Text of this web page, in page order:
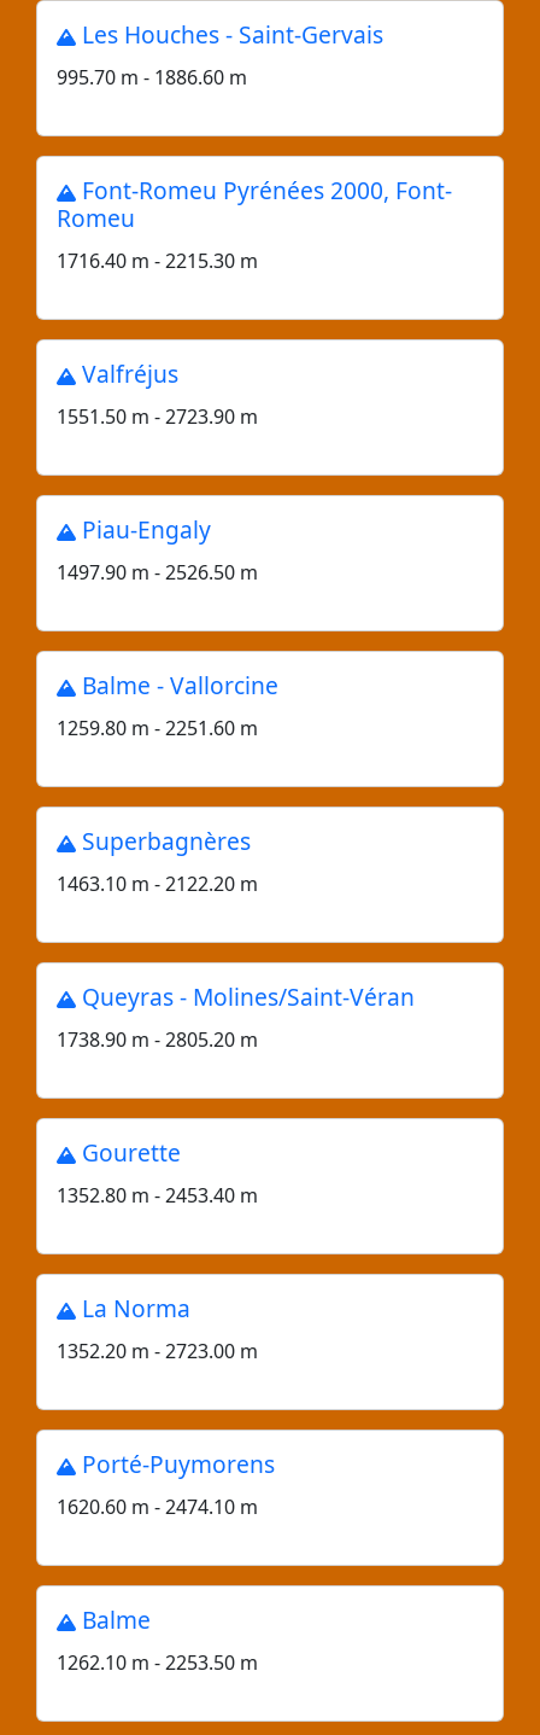
Les Houches - Saint-Gervais
995.70 m - 1886.60 m
Font-Romeu Pyrénées 2000, Font-
Romeu
1716.40 m - 2215.30 m
Valfréjus
1551.50 m - 2723.90 m
Piau-Engaly
1497.90 m - 2526.50 m
Balme - Vallorcine
1259.80 m - 2251.60 m
Superbagnères
1463.10 m - 2122.20 m
Queyras - Molines/Saint-Véran
1738.90 m - 2805.20 m
Gourette
1352.80 m - 2453.40 m
La Norma
1352.20 m - 2723.00 m
Porté-Puymorens
1620.60 m - 2474.10 m
Balme
1262.10 m - 2253.50 m